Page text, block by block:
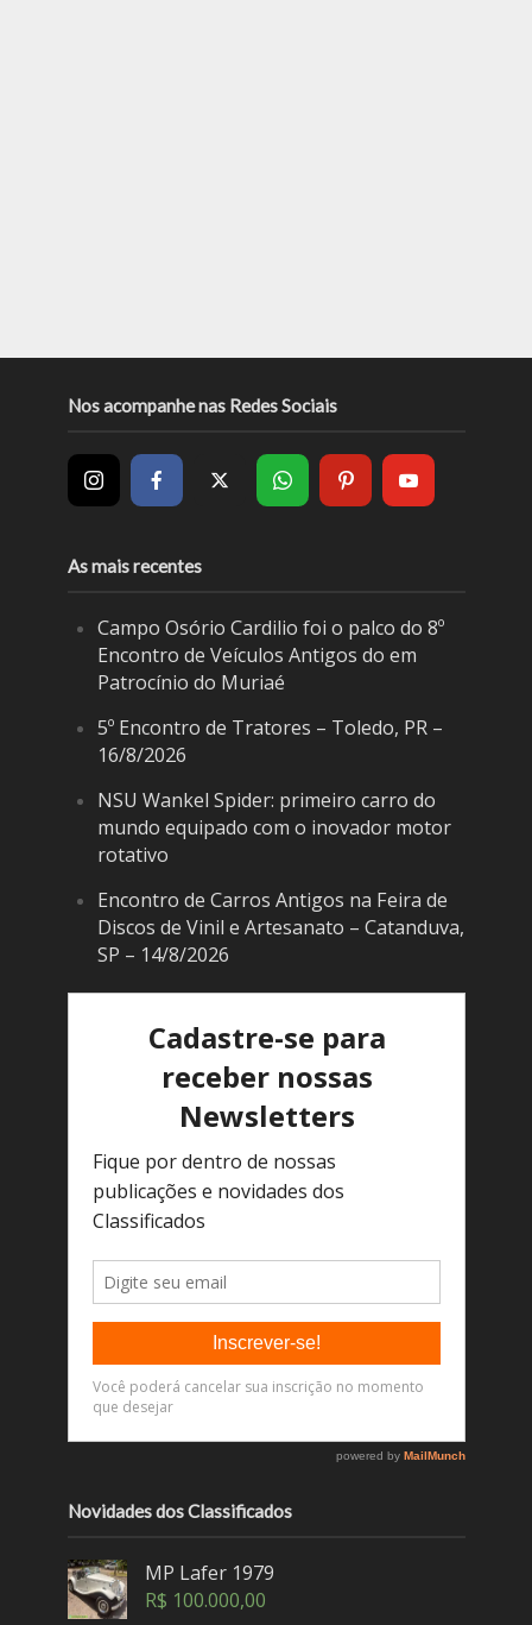
Nos acompanhe nas Redes Sociais
As mais recentes
Campo Osório Cardilio foi o palco do 8º
Encontro de Veículos Antigos do em
Patrocínio do Muriaé
5º Encontro de Tratores – Toledo, PR –
16/8/2026
NSU Wankel Spider: primeiro carro do
mundo equipado com o inovador motor
rotativo
Encontro de Carros Antigos na Feira de
Discos de Vinil e Artesanato – Catanduva,
SP – 14/8/2026
Novidades dos Classificados
MP Lafer 1979
R$ 100.000,00